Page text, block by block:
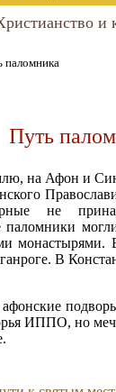
и
паломника
Путь
на Афон и
не
паломники
В
ИППО, но